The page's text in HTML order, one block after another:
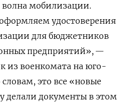
мобилизации.
удостоверения
для бюджетников
предприятий», —
из военкомата на юго-
это все «новые
делали документы в этом